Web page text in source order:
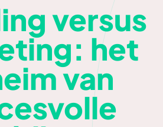
versus
het
van